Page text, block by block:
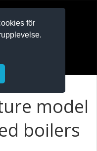
för
model
boilers